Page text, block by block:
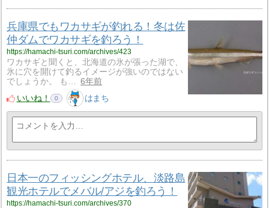
兵庫県でもワカサギが釣れる！冬は佐
仲ダムでワカサギを釣ろう！
https://hamachi-tsuri.com/archives/423
ワカサギと聞くと、北海道の氷が張った湖で、
氷に穴を開けて釣るイメージが強いのではない
でしょうか。 も…
6年前
いいね！
0 はまち
日本一のフィッシングホテル、淡路島
観光ホテルでメバル/アジを釣ろう！
https://hamachi-tsuri.com/archives/370